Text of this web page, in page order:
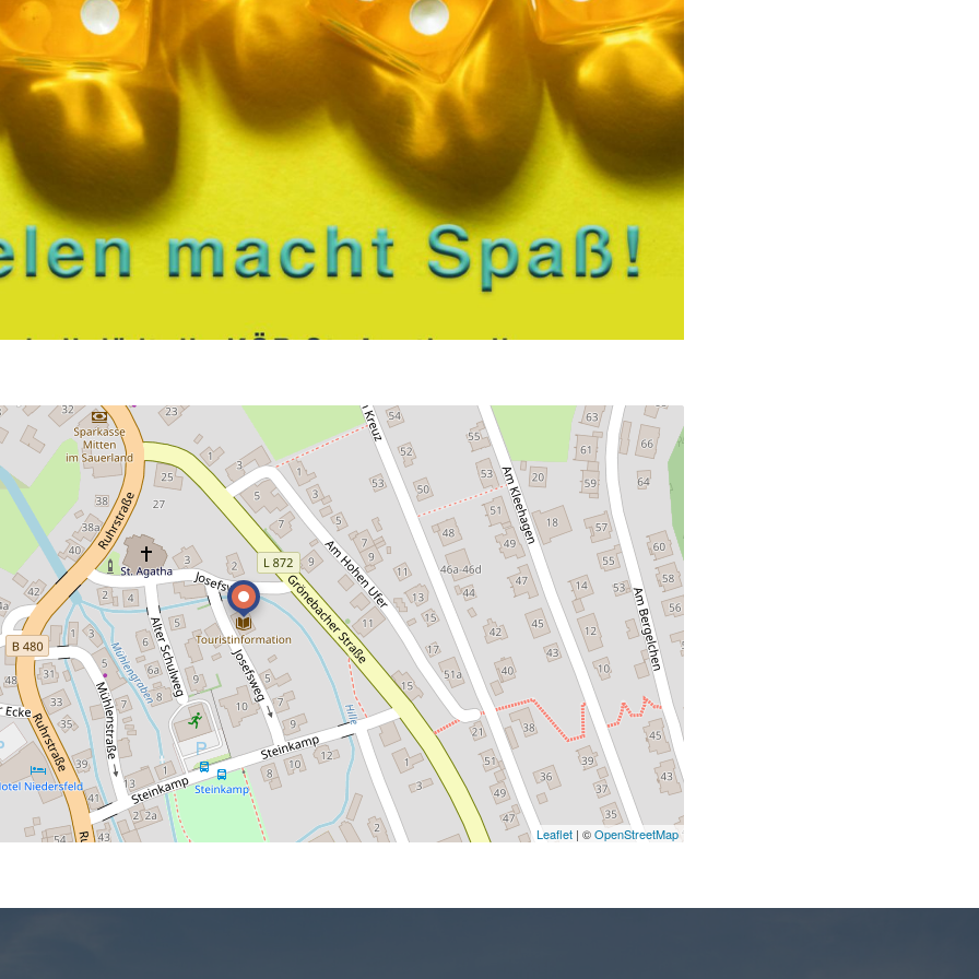
Leaflet| ©OpenStreetMap